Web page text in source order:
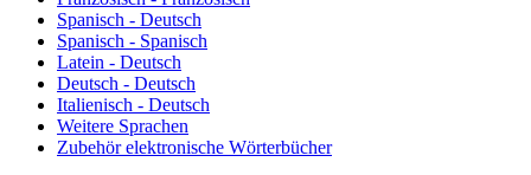
Spanisch - Deutsch
Spanisch - Spanisch
Latein - Deutsch
Deutsch - Deutsch
Italienisch - Deutsch
Weitere Sprachen
Zubehör elektronische Wörterbücher